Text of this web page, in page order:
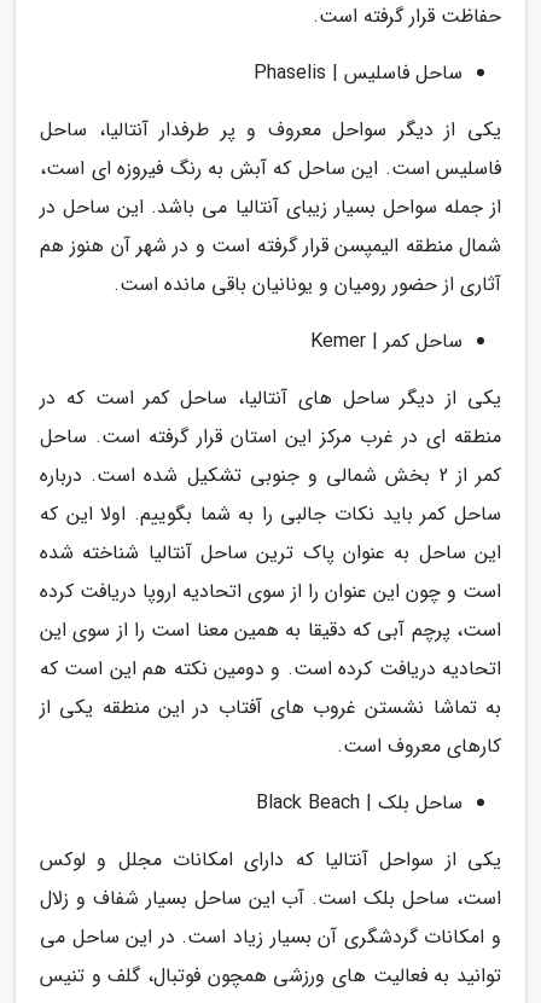
حفاظت قرار گرفته است.
ساحل فاسلیس | Phaselis
یکی از دیگر سواحل معروف و پر طرفدار آنتالیا، ساحل
فاسلیس است. این ساحل که آبش به رنگ فیروزه ای است،
از جمله سواحل بسیار زیبای آنتالیا می باشد. این ساحل در
شمال منطقه الیمپسن قرار گرفته است و در شهر آن هنوز هم
آثاری از حضور رومیان و یونانیان باقی مانده است.
ساحل کمر | Kemer
یکی از دیگر ساحل های آنتالیا، ساحل کمر است که در
منطقه ای در غرب مرکز این استان قرار گرفته است. ساحل
کمر از 2 بخش شمالی و جنوبی تشکیل شده است. درباره
ساحل کمر باید نکات جالبی را به شما بگوییم. اولا این که
این ساحل به عنوان پاک ترین ساحل آنتالیا شناخته شده
است و چون این عنوان را از سوی اتحادیه اروپا دریافت کرده
است، پرچم آبی که دقیقا به همین معنا است را از سوی این
اتحادیه دریافت کرده است. و دومین نکته هم این است که
به تماشا نشستن غروب های آفتاب در این منطقه یکی از
کارهای معروف است.
ساحل بلک | Black Beach
یکی از سواحل آنتالیا که دارای امکانات مجلل و لوکس
است، ساحل بلک است. آب این ساحل بسیار شفاف و زلال
و امکانات گردشگری آن بسیار زیاد است. در این ساحل می
توانید به فعالیت های ورزشی همچون فوتبال، گلف و تنیس